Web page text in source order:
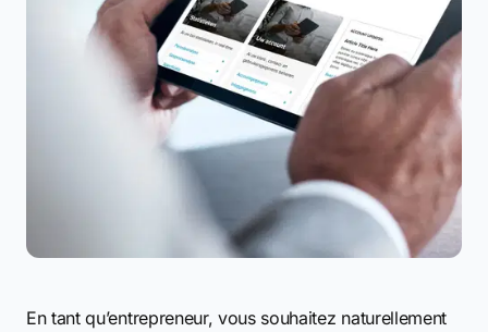
En tant qu’entrepreneur, vous souhaitez naturellement